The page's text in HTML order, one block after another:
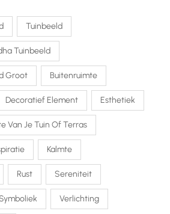
Tuinbeeld
Tuinbeeld
Groot Buitenruimte
Decoratief Element Esthetiek
Van Je Tuin Of Terras
Kalmte
Rust Sereniteit
Verlichting